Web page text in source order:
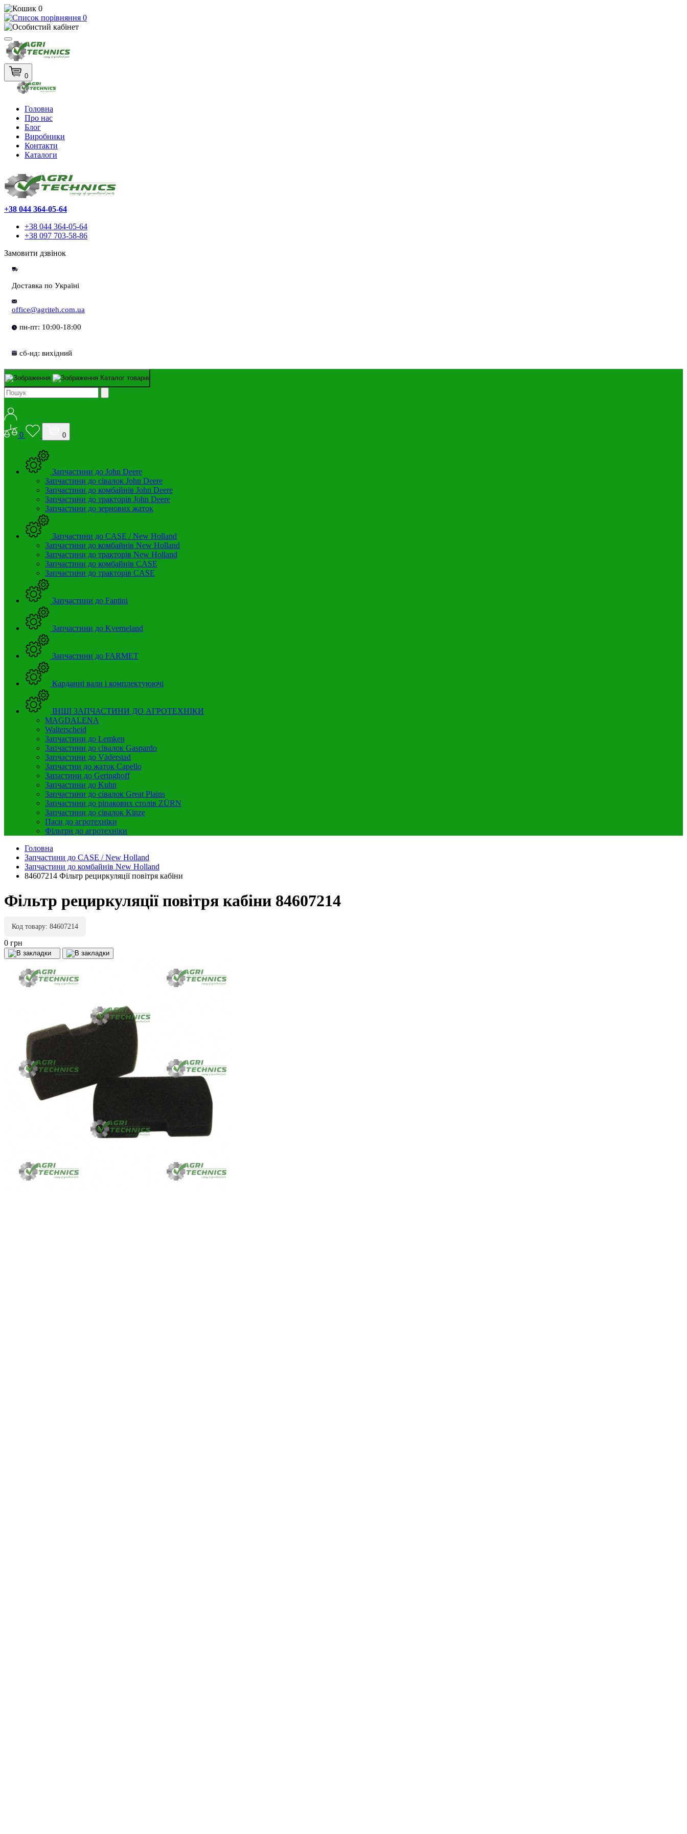
0
0
0
Головна
Про нас
Блог
Виробники
Контакти
Каталоги
+38 044 364-05-64
+38 044 364-05-64
+38 097 703-58-86
Замовити дзвінок
Доставка по Україні
office@agriteh.com.ua
пн-пт: 10:00-18:00
сб-нд: вихідний
Каталог товарів
0 0
Запчастини до John Deere
Запчастини до сівалок John Deere
Запчастини до комбайнів John Deere
Запчастини до тракторів John Deere
Запчастини до зернових жаток
Запчастини до CASE / New Holland
Запчастини до комбайнів New Holland
Запчастини до тракторів New Holland
Запчастини до комбайнів CASE
Запчастини до тракторів CASE
Запчастини до Fantini
Запчастини до Kverneland
Запчастини до FARMET
Карданні вали і комплектуюючі
ІНШІ ЗАПЧАСТИНИ ДО АГРОТЕХНІКИ
MAGDALENA
Walterscheid
Запчастини до Lemken
Запчастини до сівалок Gaspardo
Запчастини до Väderstad
Запчастни до жаток Capello
Запастини до Geringhoff
Запчастини до Kuhn
Запчастини до сівалок Great Plains
Запчастини до ріпакових столів ZÜRN
Запчастини до сівалок Kinze
Паси до агротехніки
Фільтри до агротехніки
Головна
Запчастини до CASE / New Holland
Запчастини до комбайнів New Holland
84607214 Фільтр рециркуляції повітря кабіни
Фільтр рециркуляції повітря кабіни 84607214
Код товару: 84607214
0 грн